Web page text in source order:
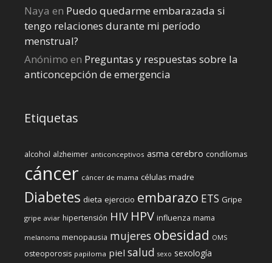
Naya en Puedo quedarme embarazada si
tengo relaciones durante mi perí­odo
menstrual?
Anónimo en Preguntas y respuestas sobre la
anticoncepción de emergencia
Etiquetas
alcohol alzheimer anticonceptivos asma cerebro condilomas
cáncer cáncer de mama células madre
Diabetes dieta ejercicio embarazo ETS Gripe
gripe aviar hipertensión HIV HPV influenza mama
melanoma menopausia mujeres obesidad OMS
osteoporosis papiloma piel salud sexo sexología